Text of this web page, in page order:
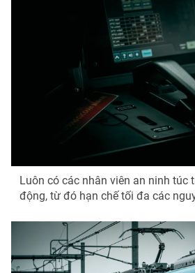
Luôn có các nhân viên an ninh túc
động, từ đó hạn chế tối đa các